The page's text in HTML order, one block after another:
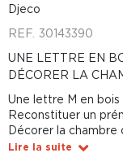
Djeco
REF. 30143390
UNE LETTRE EN
DÉCORER LA
Une lettre M en bois
Reconstituer un
Décorer la chambre
Lire la suite